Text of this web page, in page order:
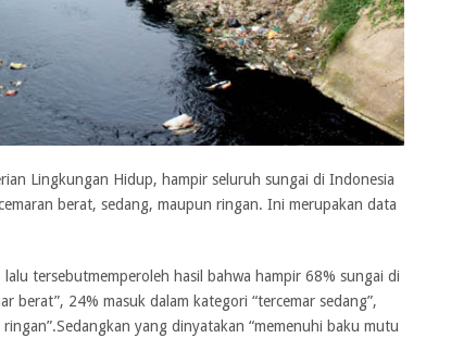
Lingkungan Hidup, hampir seluruh sungai di Indonesia
berat, sedang, maupun ringan. Ini merupakan data
tersebutmemperoleh hasil bahwa hampir 68% sungai di
berat”, 24% masuk dalam kategori “tercemar sedang”,
yang dinyatakan “memenuhi baku mutu